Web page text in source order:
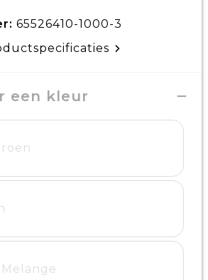
65526410-1000-3
een kleur
Melange